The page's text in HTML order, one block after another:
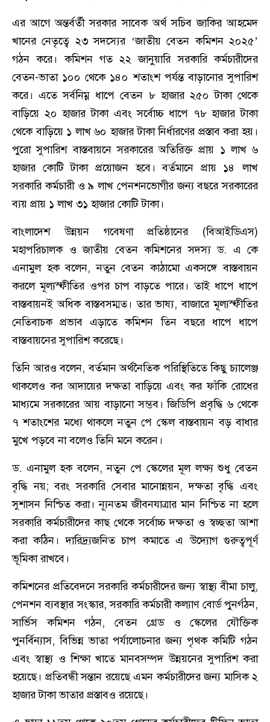
এর আগে অন্তর্বর্তী সরকার সাবেক অর্থ সচিব জাকির আহমেদ
খানের নেতৃত্বে ২৩ সদস্যের ‘জাতীয় বেতন কমিশন ২০২৫’
গঠন করে। কমিশন গত ২২ জানুয়ারি সরকারি কর্মচারীদের
বেতন-ভাতা ১০০ থেকে ১৪০ শতাংশ পর্যন্ত বাড়ানোর সুপারিশ
করে। এতে সর্বনিম্ন ধাপে বেতন ৮ হাজার ২৫০ টাকা থেকে
বাড়িয়ে ২০ হাজার টাকা এবং সর্বোচ্চ ধাপে ৭৮ হাজার টাকা
থেকে বাড়িয়ে ১ লাখ ৬০ হাজার টাকা নির্ধারণের প্রস্তাব করা হয়।
পুরো সুপারিশ বাস্তবায়নে সরকারের অতিরিক্ত প্রায় ১ লাখ ৬
হাজার কোটি টাকা প্রয়োজন হবে। বর্তমানে প্রায় ১৪ লাখ
সরকারি কর্মচারী ও ৯ লাখ পেনশনভোগীর জন্য বছরে সরকারের
ব্যয় প্রায় ১ লাখ ৩১ হাজার কোটি টাকা।
বাংলাদেশ উন্নয়ন গবেষণা প্রতিষ্ঠানের (বিআইডিএস)
মহাপরিচালক ও জাতীয় বেতন কমিশনের সদস্য ড. এ কে
এনামুল হক বলেন, নতুন বেতন কাঠামো একসঙ্গে বাস্তবায়ন
করলে মূল্যস্ফীতির ওপর চাপ বাড়তে পারে। তাই ধাপে ধাপে
বাস্তবায়নই অধিক বাস্তবসম্মত। তার ভাষ্য, বাজারে মূল্যস্ফীতির
নেতিবাচক প্রভাব এড়াতে কমিশন তিন বছরে ধাপে ধাপে
বাস্তবায়নের সুপারিশ করেছে।
তিনি আরও বলেন, বর্তমান অর্থনৈতিক পরিস্থিতিতে কিছু চ্যালেঞ্জ
থাকলেও কর আদায়ের দক্ষতা বাড়িয়ে এবং কর ফাঁকি রোধের
মাধ্যমে সরকারের আয় বাড়ানো সম্ভব। জিডিপি প্রবৃদ্ধি ৬ থেকে
৭ শতাংশের মধ্যে থাকলে নতুন পে স্কেল বাস্তবায়ন বড় বাধার
মুখে পড়বে না বলেও তিনি মনে করেন।
ড. এনামুল হক বলেন, নতুন পে স্কেলের মূল লক্ষ্য শুধু বেতন
বৃদ্ধি নয়; বরং সরকারি সেবার মানোন্নয়ন, দক্ষতা বৃদ্ধি এবং
সুশাসন নিশ্চিত করা। ন্যূনতম জীবনযাত্রার মান নিশ্চিত না হলে
সরকারি কর্মচারীদের কাছ থেকে সর্বোচ্চ দক্ষতা ও স্বচ্ছতা আশা
করা কঠিন। দারিদ্র্যজনিত চাপ কমাতে এ উদ্যোগ গুরুত্বপূর্ণ
ভূমিকা রাখবে।
কমিশনের প্রতিবেদনে সরকারি কর্মচারীদের জন্য স্বাস্থ্য বীমা চালু,
পেনশন ব্যবস্থার সংস্কার, সরকারি কর্মচারী কল্যাণ বোর্ড পুনর্গঠন,
সার্ভিস কমিশন গঠন, বেতন গ্রেড ও স্কেলের যৌক্তিক
পুনর্বিন্যাস, বিভিন্ন ভাতা পর্যালোচনার জন্য পৃথক কমিটি গঠন
এবং স্বাস্থ্য ও শিক্ষা খাতে মানবসম্পদ উন্নয়নের সুপারিশ করা
হয়েছে। প্রতিবন্ধী সন্তান রয়েছে এমন কর্মচারীদের জন্য মাসিক ২
হাজার টাকা ভাতার প্রস্তাবও রয়েছে।